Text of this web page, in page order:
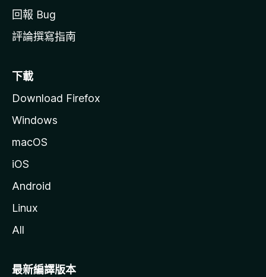
回報 Bug
評論撰寫指南
下載
Download Firefox
Windows
macOS
iOS
Android
Linux
All
最新編譯版本